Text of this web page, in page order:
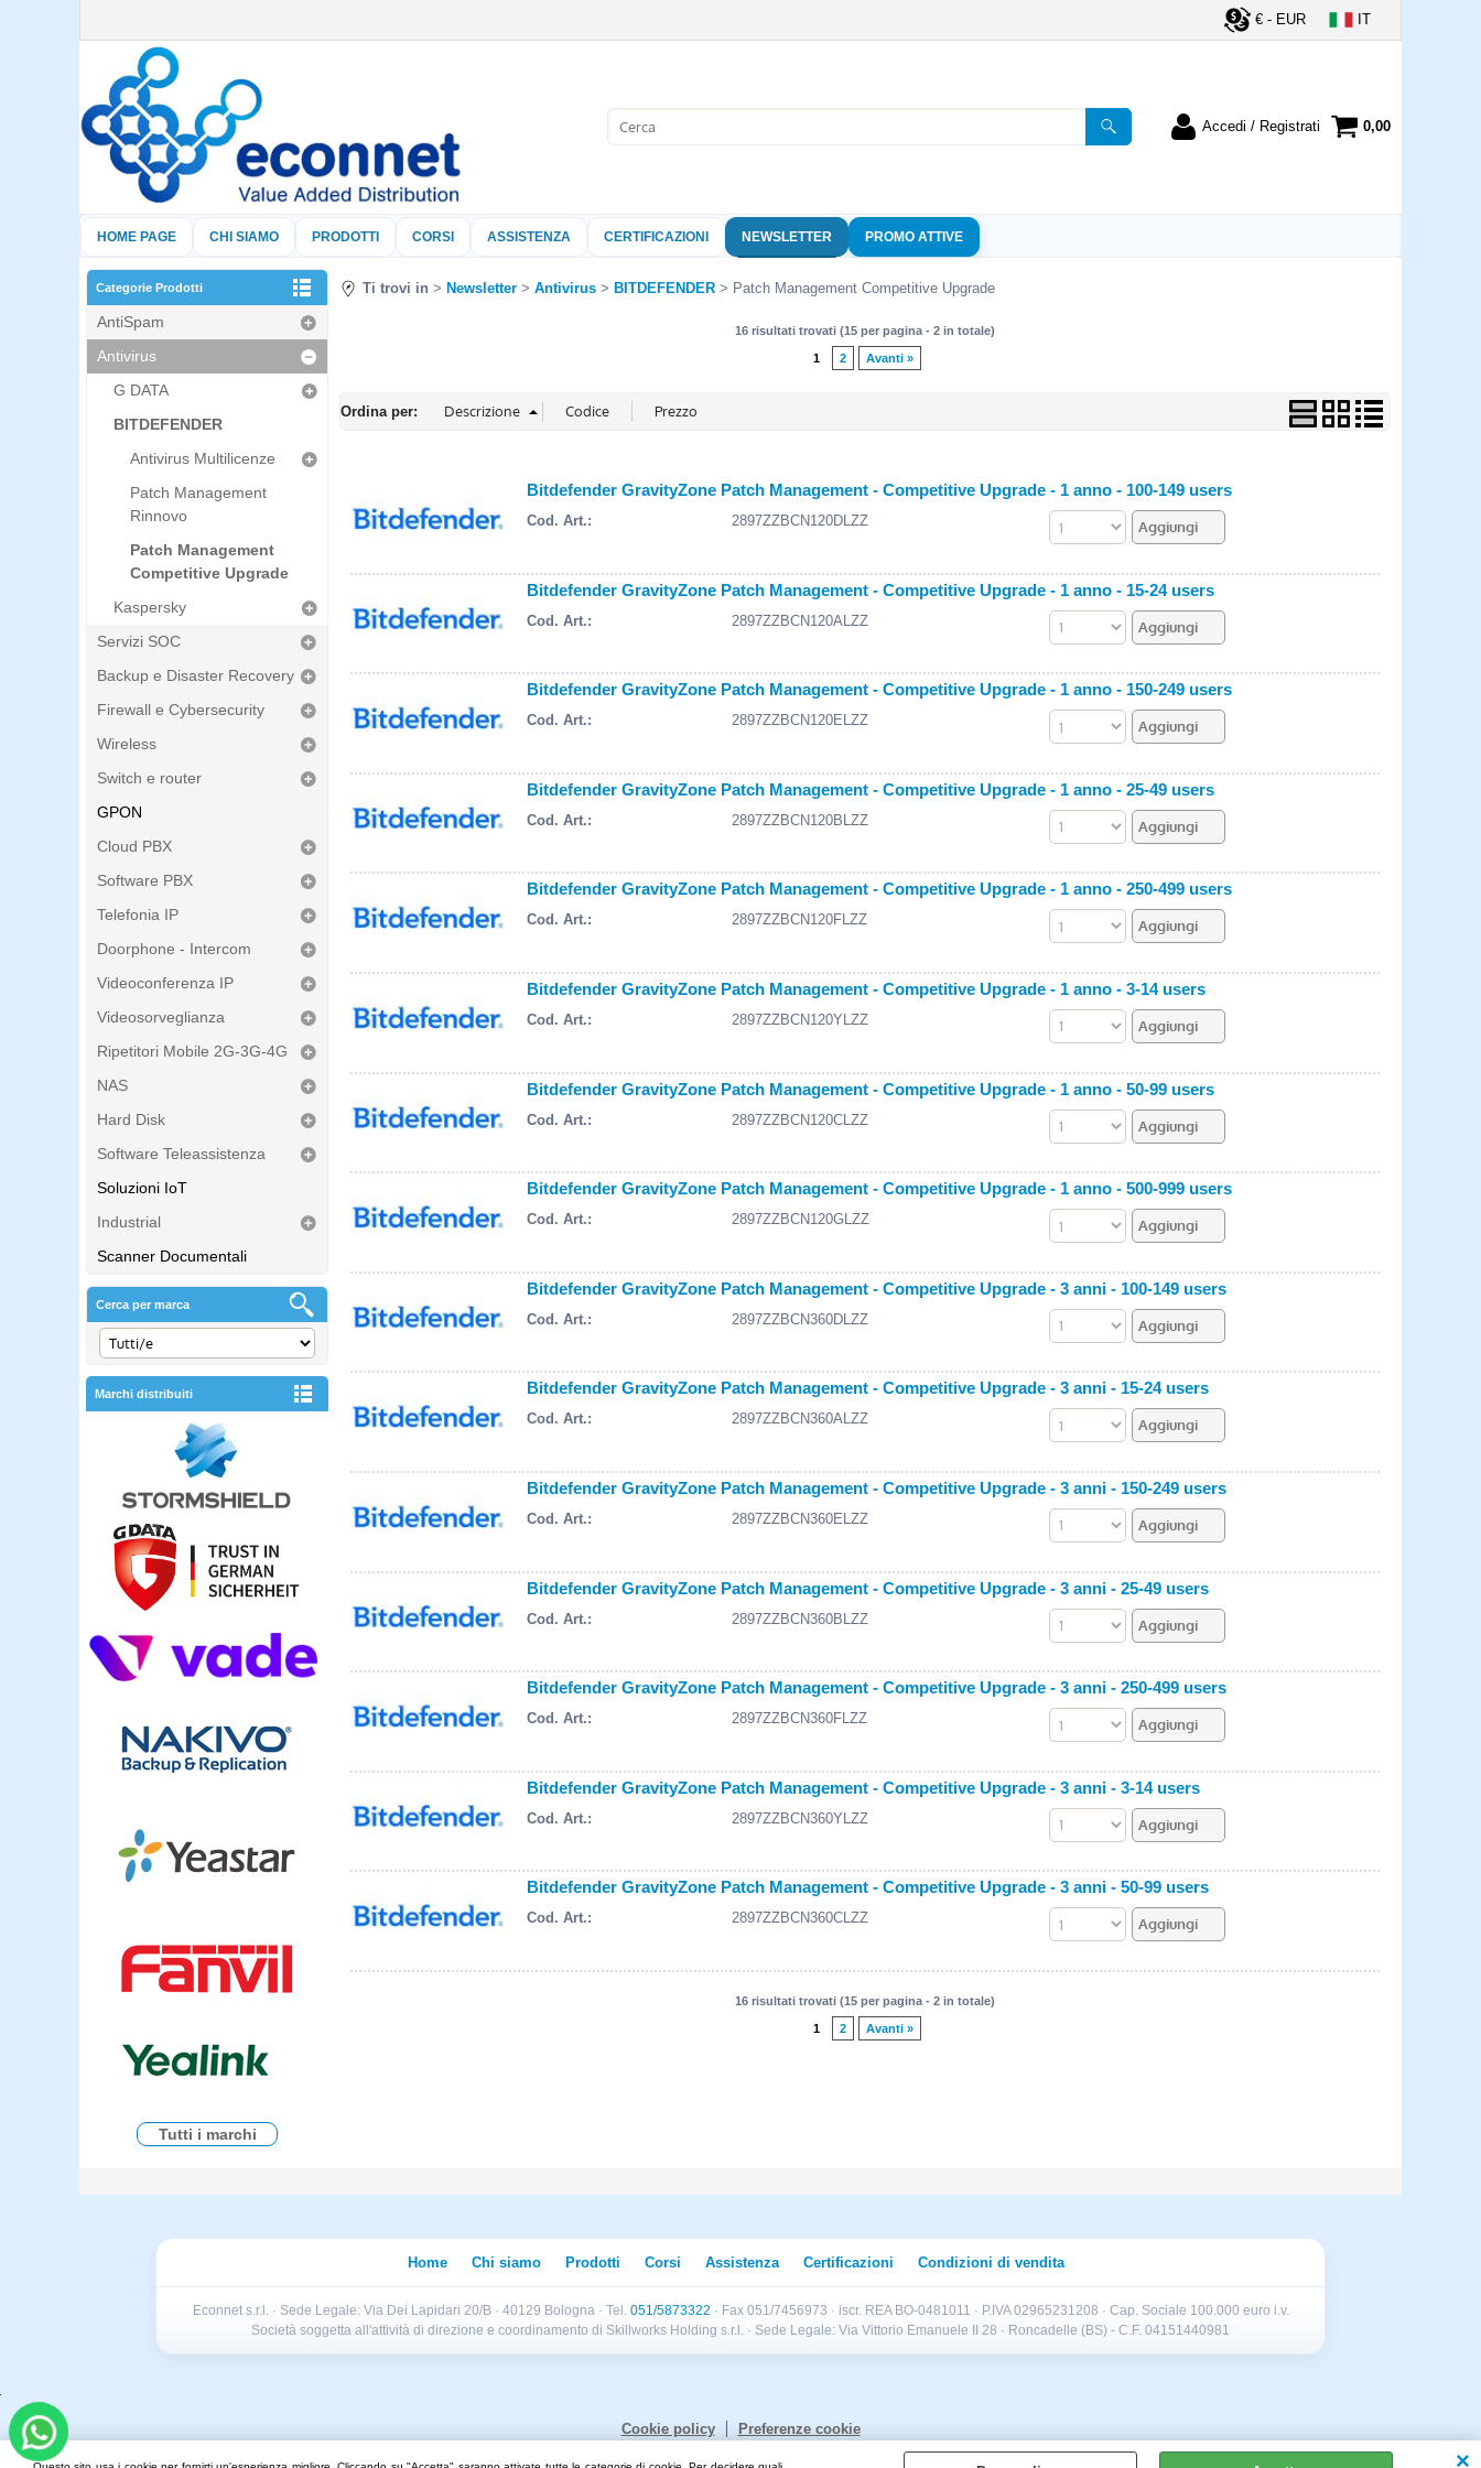
€ - EUR IT
Accedi / Registrati
nome utente e la password e poi
clicca sul pulsante "Accedi"
Nome utente:
Password:
0,00
HOME PAGE CHI SIAMO PRODOTTI CORSI ASSISTENZA CERTIFICAZIONI NEWSLETTER PROMO ATTIVE
Categorie Prodotti
AntiSpam
Antivirus
G DATA
BITDEFENDER
Antivirus Multilicenze
Patch Management
Rinnovo
Patch Management
Competitive Upgrade
Kaspersky
Servizi SOC
Backup e Disaster Recovery
Firewall e Cybersecurity
Wireless
Switch e router
GPON
Cloud PBX
Software PBX
Telefonia IP
Doorphone - Intercom
Videoconferenza IP
Videosorveglianza
Ripetitori Mobile 2G-3G-4G
NAS
Hard Disk
Software Teleassistenza
Soluzioni IoT
Industrial
Scanner Documentali
Cerca per marca
Marchi distribuiti
Tutti i marchi
Ti trovi in Newsletter Antivirus BITDEFENDER Patch Management Competitive Upgrade
16 risultati trovati (15 per pagina - 2 in totale)
1 2 Avanti »
Ordina per:
Bitdefender GravityZone Patch Management - Competitive Upgrade - 1 anno - 100-149 users
Cod. Art.: 2897ZZBCN120DLZZ
Bitdefender GravityZone Patch Management - Competitive Upgrade - 1 anno - 15-24 users
Cod. Art.: 2897ZZBCN120ALZZ
Bitdefender GravityZone Patch Management - Competitive Upgrade - 1 anno - 150-249 users
Cod. Art.: 2897ZZBCN120ELZZ
Bitdefender GravityZone Patch Management - Competitive Upgrade - 1 anno - 25-49 users
Cod. Art.: 2897ZZBCN120BLZZ
Bitdefender GravityZone Patch Management - Competitive Upgrade - 1 anno - 250-499 users
Cod. Art.: 2897ZZBCN120FLZZ
Bitdefender GravityZone Patch Management - Competitive Upgrade - 1 anno - 3-14 users
Cod. Art.: 2897ZZBCN120YLZZ
Bitdefender GravityZone Patch Management - Competitive Upgrade - 1 anno - 50-99 users
Cod. Art.: 2897ZZBCN120CLZZ
Bitdefender GravityZone Patch Management - Competitive Upgrade - 1 anno - 500-999 users
Cod. Art.: 2897ZZBCN120GLZZ
Bitdefender GravityZone Patch Management - Competitive Upgrade - 3 anni - 100-149 users
Cod. Art.: 2897ZZBCN360DLZZ
Bitdefender GravityZone Patch Management - Competitive Upgrade - 3 anni - 15-24 users
Cod. Art.: 2897ZZBCN360ALZZ
Bitdefender GravityZone Patch Management - Competitive Upgrade - 3 anni - 150-249 users
Cod. Art.: 2897ZZBCN360ELZZ
Bitdefender GravityZone Patch Management - Competitive Upgrade - 3 anni - 25-49 users
Cod. Art.: 2897ZZBCN360BLZZ
Bitdefender GravityZone Patch Management - Competitive Upgrade - 3 anni - 250-499 users
Cod. Art.: 2897ZZBCN360FLZZ
Bitdefender GravityZone Patch Management - Competitive Upgrade - 3 anni - 3-14 users
Cod. Art.: 2897ZZBCN360YLZZ
Bitdefender GravityZone Patch Management - Competitive Upgrade - 3 anni - 50-99 users
Cod. Art.: 2897ZZBCN360CLZZ
16 risultati trovati (15 per pagina - 2 in totale)
1 2 Avanti »
Home Chi siamo Prodotti Corsi Assistenza Certificazioni Condizioni di vendita
Econnet s.r.l. · Sede Legale: Via Dei Lapidari 20/B · 40129 Bologna · Tel. 051/5873322 · Fax 051/7456973 · iscr. REA BO-0481011 · P.IVA 02965231208 · Cap. Sociale 100.000 euro i.v.
Società soggetta all'attività di direzione e coordinamento di Skillworks Holding s.r.l. · Sede Legale: Via Vittorio Emanuele II 28 · Roncadelle (BS) - C.F. 04151440981
Cookie policy Preferenze cookie